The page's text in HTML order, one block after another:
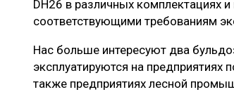
DH26 в различных комплектациях
соответствующими требованиям
Нас больше интересуют два
эксплуатируются на предприятиях
также предприятиях лесной